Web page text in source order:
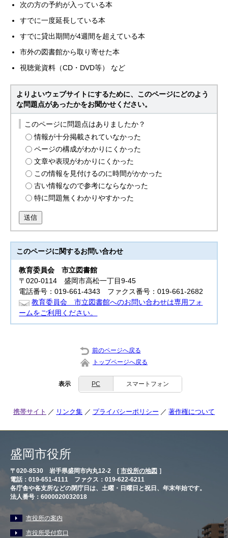
次の方の予約が入っている本
すでに一度延長している本
すでに貸出期間が4週間を超えている本
市外の図書館から取り寄せた本
視聴覚資料（CD・DVD等） など
よりよいウェブサイトにするために、このページにどのよう
な問題点があったかをお聞かせください。
このページに問題点はありましたか？
情報が十分掲載されていなかった
ページの構成がわかりにくかった
文章や表現がわかりにくかった
この情報を見付けるのに時間がかかった
古い情報なので参考にならなかった
特に問題無くわかりやすかった
送信
このページに関するお問い合わせ
教育委員会市立図書館
〒020-0114 盛岡市高松一丁目9-45
電話番号：019-661-4343 ファクス番号：019-661-2682
教育委員会 市立図書館へのお問い合わせは専用フォ
ームをご利用ください。
前のページへ戻る
トップページへ戻る
表示 PC スマートフォン
携帯サイト リンク集 プライバシーポリシー 著作権について
盛岡市役所
〒020-8530 岩手県盛岡市内丸12-2 [ 市役所の地図 ］
電話：019-651-4111 ファクス：019-622-6211
各庁舎や各支所などの閉庁日は、土曜・日曜日と祝日、年末年始です。
法人番号：6000020032018
市役所の案内
市役所受付窓口